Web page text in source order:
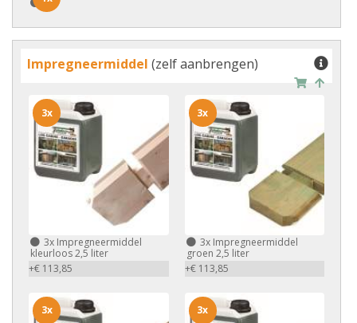
1x
Impregneermiddel (zelf aanbrengen)
3x Impregneermiddel
kleurloos 2,5 liter
+€ 113,85
3x
3xImpregneermiddel
groen 2,5 liter
+€ 113,85
3x
3x 3x